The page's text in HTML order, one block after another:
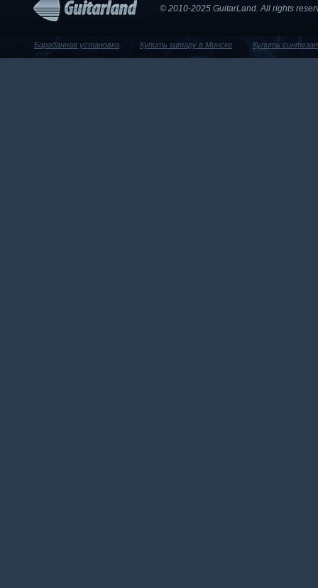
© 2010-2025 GuitarLand. Аll rights
Барабанная установка Купить гитару в Минске Купить